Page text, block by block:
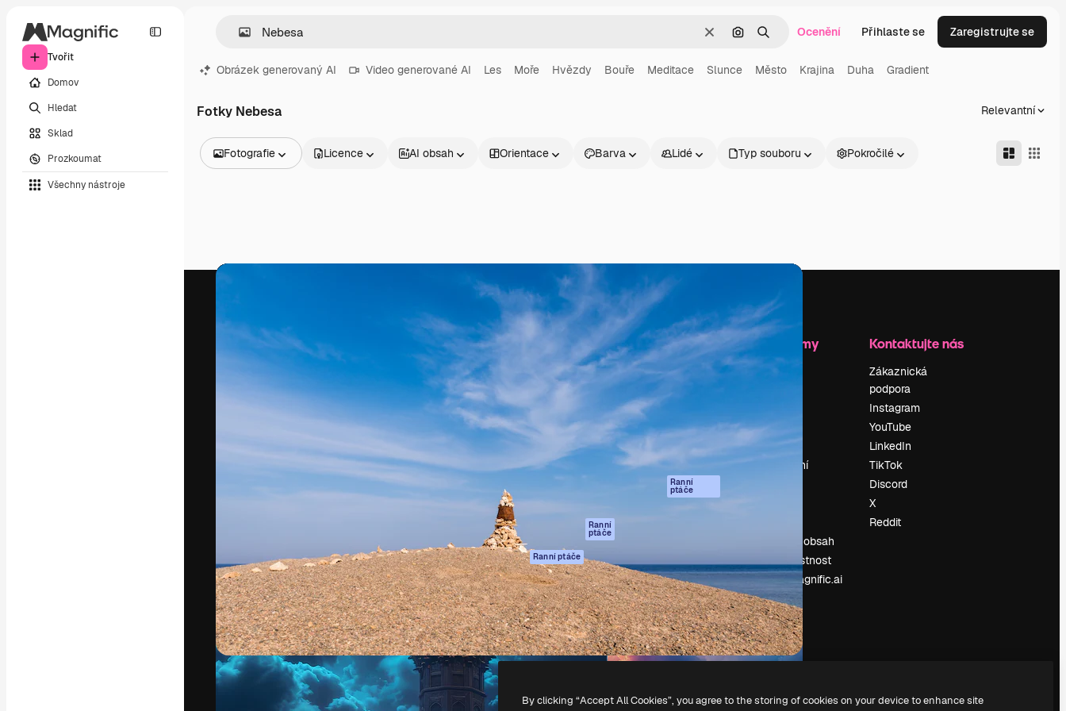
Tvořit
Domov
Hledat
Sklad
Prozkoumat
Všechny nástroje
ZrušitHledat podle obrázku
HledatOcenění Přihlaste se Zaregistrujte se
Obrázek generovaný AI Video generované AI Les Moře Hvězdy Bouře Meditace Slunce Město Krajina Duha Gradient
Fotky Nebesa Relevantní
Fotografie
Videa
Záběry
Ikony
3D modely
Písma
Licence AI obsah Orientace Barva Lidé Typ souboru Pokročilé
Kreativní platforma pro tvorbu vaší nejlepší
práce. Více než 1 milion předplatitelů napříč
kreativci, podniky, agenturami a studii.
Čeština
Produkty
AI asistent
AI generátor
obrázků
AI generátor videa
AI hlasový
Stock obsah
MCP pro
Claude/ChatGPT
Ranní
ptáče
Agenti Ranní ptáče
API
Mobilní aplikace
Všechny nástroje
Magnific
Začněte
Academy
Dokumentace
Podpora
Podmínky použití
Zásady ochrany
osobních údajů
Ranní
ptáče
Partneři
Firmy
Zdroje firmy
Ocenění
Kariéra
Trendy
vyhledávání
Prodávejte obsah
Tisková místnost
Hledáte magnific.ai
Kontaktujte nás
Zákaznická
podpora
Instagram
YouTube
LinkedIn
TikTok
Discord
X
Reddit
Copyright © 2010- 2026 Freepik Company S.L.U.Všechna práva vyhrazena
By clicking “Accept All Cookies”, you agree to the storing of cookies on your device to enhance site